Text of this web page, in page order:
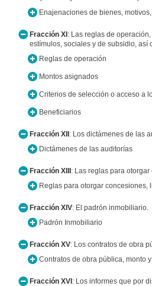
Enajenaciones de bienes,
Fracción XI : Las reglas de
estímulos, sociales y de subsidio, así
Reglas de operación
Montos asignados
Criterios de selección o acceso a
Beneficiarios
Fracción XII : Los dictámenes de las
Dictámenes de las auditorías
Fracción XIII : Las reglas para
Reglas para otorgar
Fracción XIV: El padrón inmobiliario.
Padrón Inmobiliario
Fracción XV: Los contratos de obra
Contratos de obra pública, monto
Fracción XVI : Los informes que por